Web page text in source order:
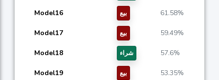
Model16 بيع 61.58%
Model17 بيع 59.49%
Model18 شراء 57.6%
Model19 بيع 53.35%